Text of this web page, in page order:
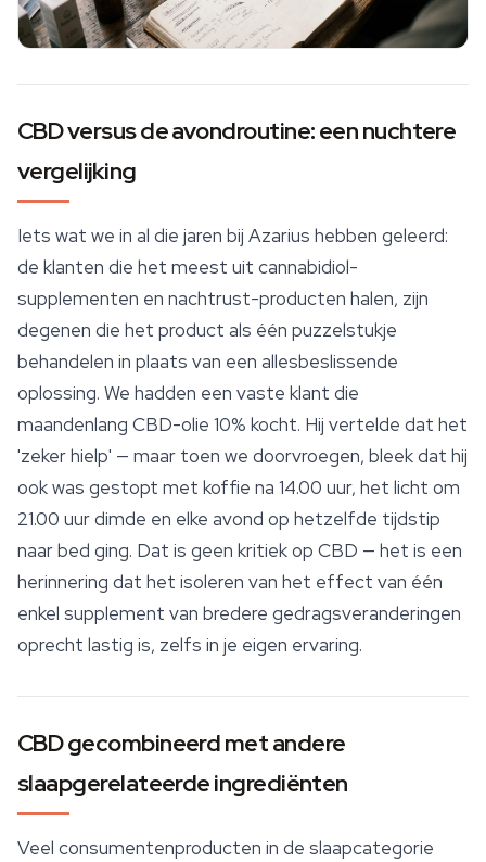
CBD versus de avondroutine: een nuchtere
vergelijking
Iets wat we in al die jaren bij Azarius hebben geleerd:
de klanten die het meest uit cannabidiol-
supplementen en nachtrust-producten halen, zijn
degenen die het product als één puzzelstukje
behandelen in plaats van een allesbeslissende
oplossing. We hadden een vaste klant die
maandenlang CBD-olie 10% kocht. Hij vertelde dat het
'zeker hielp' — maar toen we doorvroegen, bleek dat hij
ook was gestopt met koffie na 14.00 uur, het licht om
21.00 uur dimde en elke avond op hetzelfde tijdstip
naar bed ging. Dat is geen kritiek op CBD — het is een
herinnering dat het isoleren van het effect van één
enkel supplement van bredere gedragsveranderingen
oprecht lastig is, zelfs in je eigen ervaring.
CBD gecombineerd met andere
slaapgerelateerde ingrediënten
Veel consumentenproducten in de slaapcategorie